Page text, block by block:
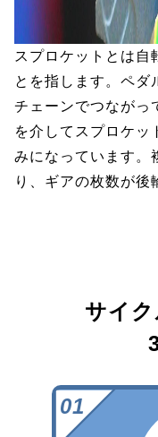
スプロケットとは自
とを指します。ペダ
チェーンでつながっ
を介してスプロケッ
みになっています。
り、ギアの枚数が後
サイ